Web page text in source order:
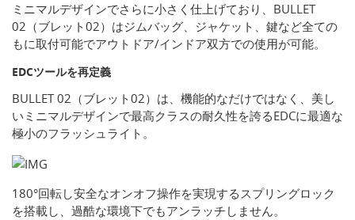
ミニマルデザインでさらに小さく仕上げており、BULLET
02（ブレット02）はジムバッグ、ジャケット、鍵など全ての
もに取付可能でアウトドア/インドア双方での使用が可能。
EDCツールを再定義
BULLET 02（ブレット02）は、機能的なだけではなく、美し
いミニマルデザインで最高クラスの耐久性を誇るEDCに最適な
極小のフラッシュライト。
180°回転し安全なオンオフ操作を実現するスプリングロック
を搭載し、過酷な環境下でもアンラッチしません。